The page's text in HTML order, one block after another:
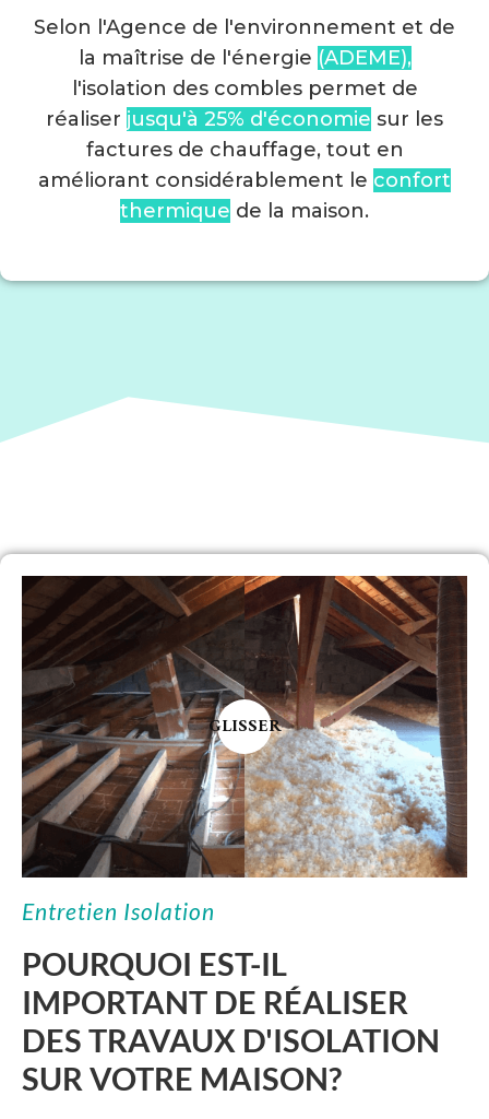
Selon l'Agence de l'environnement et de
la maîtrise de l'énergie (ADEME),
l'isolation des combles permet de
réaliser jusqu'à 25% d'économie sur les
factures de chauffage, tout en
améliorant considérablement le confort
thermique de la maison.
GLISSER
Entretien Isolation
POURQUOI EST-IL
IMPORTANT DE RÉALISER
DES TRAVAUX D'ISOLATION
SUR VOTRE MAISON?